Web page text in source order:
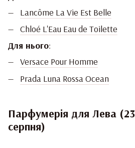
Lancôme La Vie Est Belle
Chloé L'Eau Eau de Toilette
Для нього:
Versace Pour Homme
Prada Luna Rossa Ocean
Парфумерія для Лева
серпня)